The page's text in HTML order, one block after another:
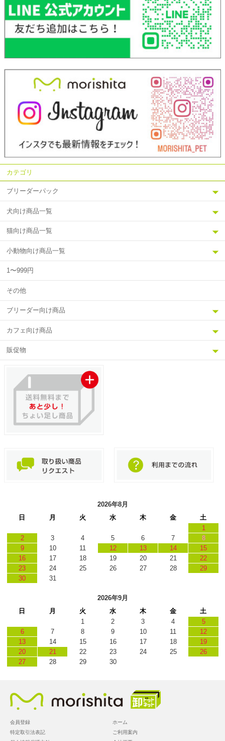
カテゴリ
ブリーダーパック
犬向け商品一覧
猫向け商品一覧
小動物向け商品一覧
1〜999円
その他
ブリーダー向け商品
カフェ向け商品
販促物
2026年8月
日
月 火 水 木 金
土
1
2
3 4 5 6 7
8
9
10 11 12 13 14
15
16
17 18 19 20 21
22
23
24 25 26 27 28
29
30
31
2026年9月
日
月 火 水 木 金
土
1
2 3 4
5
6
7 8 9 10 11
12
13
14 15 16 17 18
19
20
21 22 23 24 25
26
27
28 29 30
ホーム
ご利用案内
会員登録
特定取引法表記